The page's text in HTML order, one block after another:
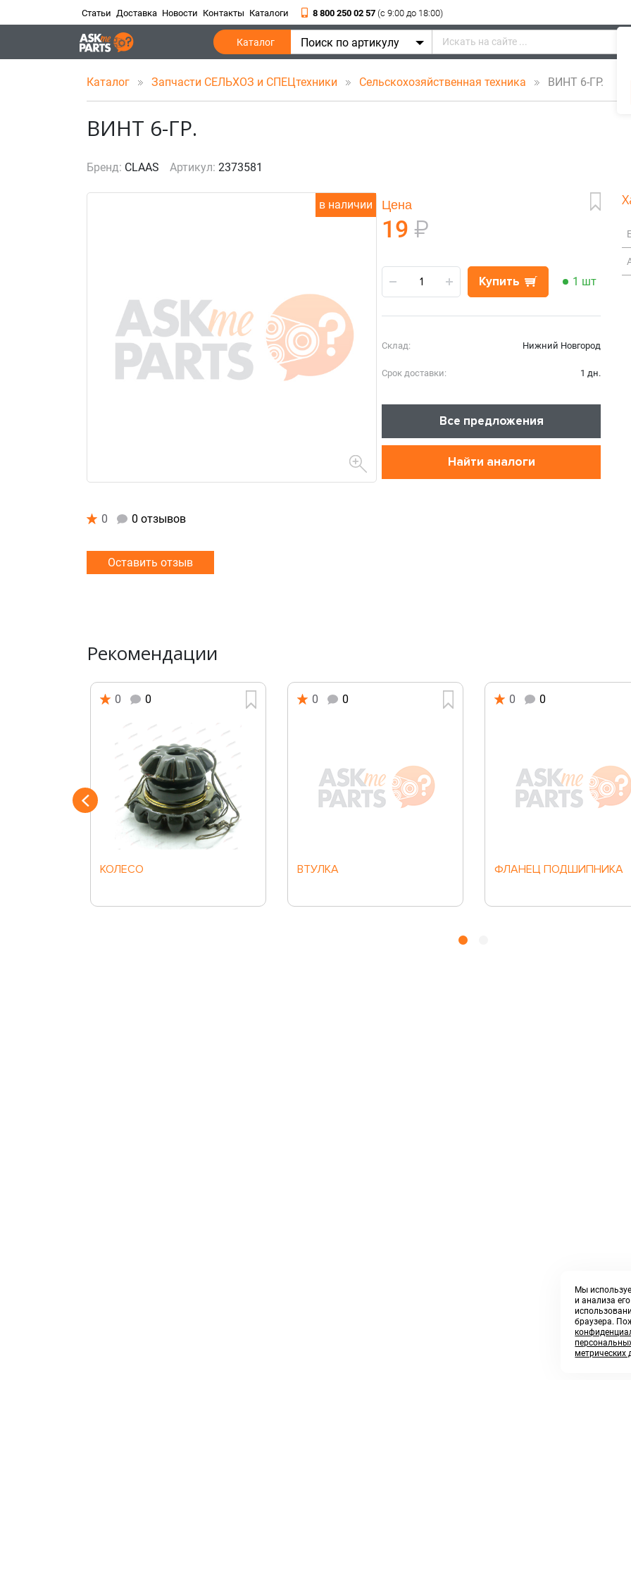
Статьи Доставка Новости Контакты Каталоги 8 800 250 02 57 (c 9:00 до 18:00)
Каталог Поиск по артикулу
Каталог Запчасти СЕЛЬХОЗ и СПЕЦтехники Сельскохозяйственная техника ВИНТ 6-ГР.
ВИНТ 6-ГР.
Бренд: CLAAS Артикул: 2373581
в наличии Цена
19 ₽
Купить 1 шт
Склад: Нижний Новгород
Срок доставки: 1 дн.
Все предложения
Найти аналоги
0 0 отзывов
Оставить отзыв
Рекомендации
0 0
КОЛЕСО
0 0
ВТУЛКА
0 0
ФЛАНЕЦ ПОДШИПНИКА
Мы
и анализа
браузера.
метрических